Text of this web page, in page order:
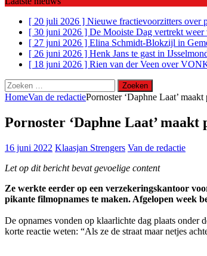
[ 20 juli 2026 ] Nieuwe fractievoorzitters over
[ 30 juni 2026 ] De Mooiste Dag vertrekt weer
[ 27 juni 2026 ] Elina Schmidt-Blokzijl in
[ 26 juni 2026 ] Henk Jans te gast in
[ 18 juni 2026 ] Rien van der Veen over
Zoeken
naar:
HomeVan de redactiePornoster ‘Daphne Laat’
Pornoster ‘Daphne Laat’
16 juni 2022 Klaasjan Strengers Van de redactie
Let op dit bericht bevat gevoelige content
Ze werkte eerder op een verzekeringskantoor
pikante filmopnames te maken. Afgelopen week
De opnames vonden op klaarlichte dag plaats onder
korte reactie weten: “Als ze de straat maar netjes